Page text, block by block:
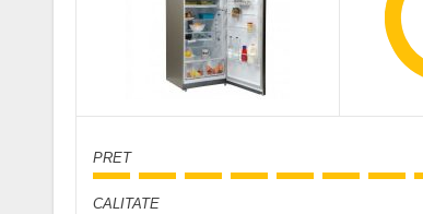
PRET
CALITATE